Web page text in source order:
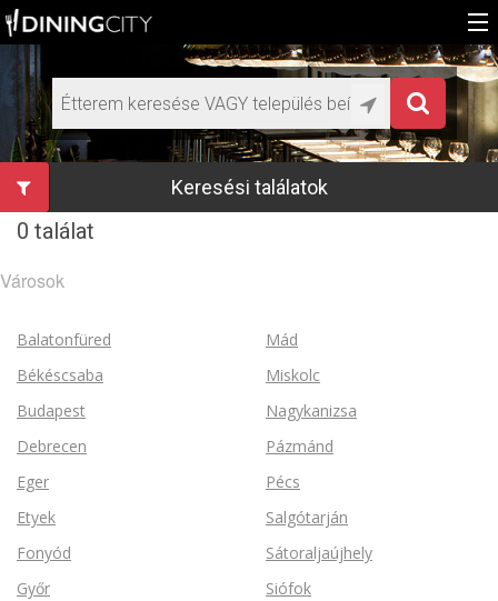
Főoldal
Médiaajánlat éttermeknek
HU
EN
Keresési találatok
0 találat
Városok
Balatonfüred
Békéscsaba
Budapest
Debrecen
Eger
Etyek
Fonyód
Győr
Mád
Miskolc
Nagykanizsa
Pázmánd
Pécs
Salgótarján
Sátoraljaújhely
Siófok